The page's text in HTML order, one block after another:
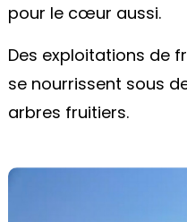
pour le cœur aussi.
Des exploitations de
se nourrissent sous
arbres fruitiers.